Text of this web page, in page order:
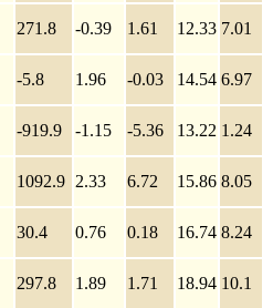
271.8 -0.39 1.61 12.33 7.01
-5.8 1.96 -0.03 14.54 6.97
-919.9 -1.15 -5.36 13.22 1.24
1092.9 2.33 6.72 15.86 8.05
30.4 0.76 0.18 16.74 8.24
297.8 1.89 1.71 18.94 10.1